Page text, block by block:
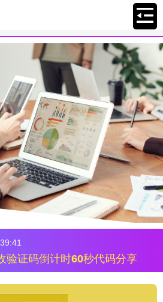
验证码倒计时60秒代码分享